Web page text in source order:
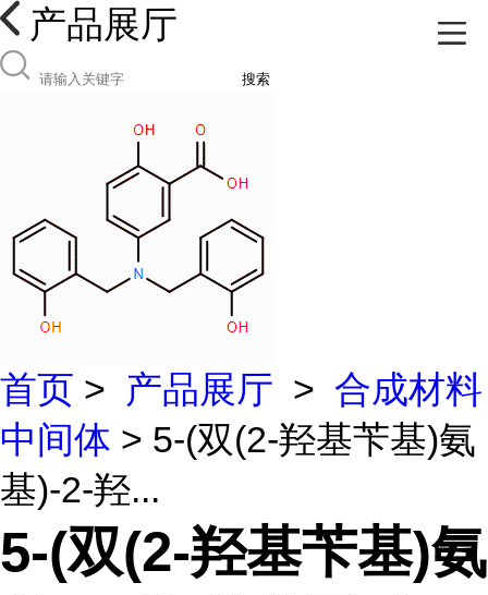
产品展厅
搜索
首页 > 产品展厅 > 合成材料
中间体 > 5-(双(2-羟基苄基)氨
基)-2-羟...
5-(双(2-羟基苄基)氨